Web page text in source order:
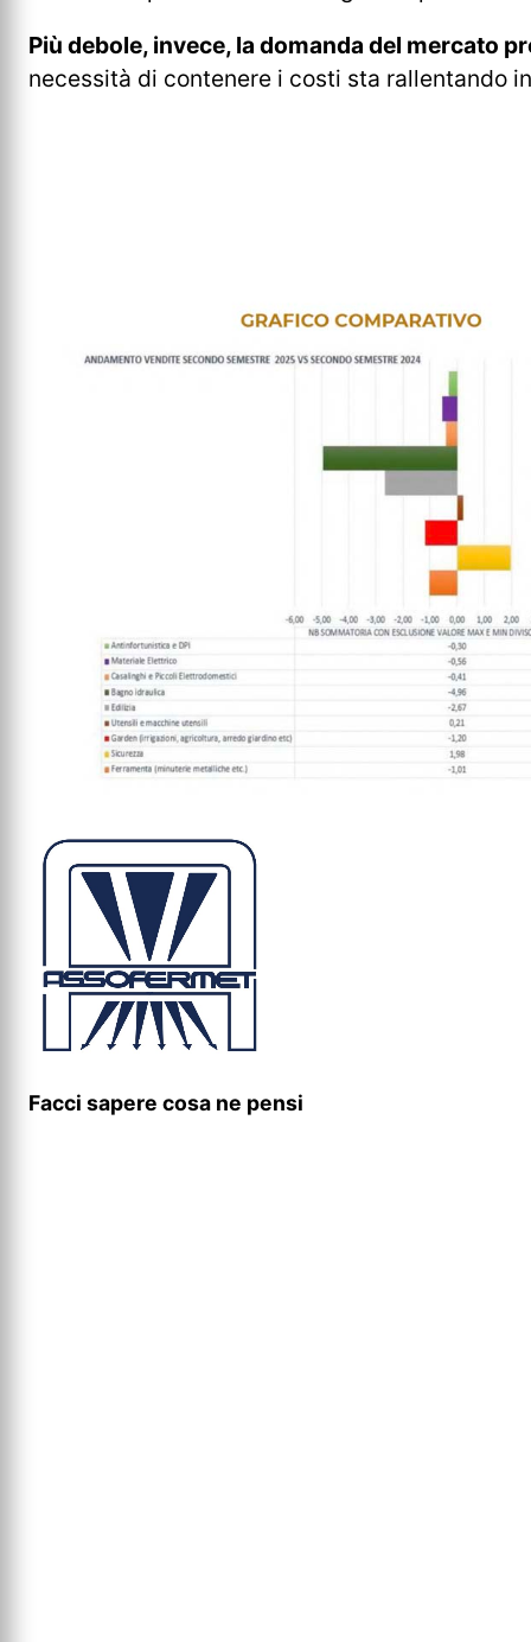
Più debole, invece, la domanda del mercato
necessità di contenere i costi sta rallentando
Facci sapere cosa ne pensi